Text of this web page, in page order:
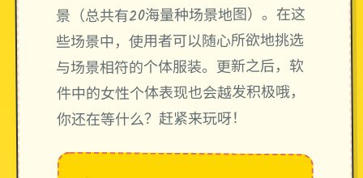
景（总共有20海量种场景地图）。在这
些场景中，使用者可以随心所欲地挑选
与场景相符的个体服装。更新之后，软
件中的女性个体表现也会越发积极哦，
你还在等什么？赶紧来玩呀！